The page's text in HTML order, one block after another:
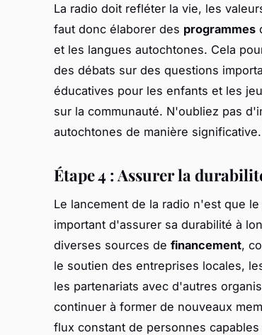
La radio doit refléter la vie, les
faut donc élaborer des programmes
et les langues autochtones. Cela
des débats sur des questions
éducatives pour les enfants et les
sur la communauté. N'oubliez pas
autochtones de manière significative.
Étape 4 : Assurer la
Le lancement de la radio n'est que
important d'assurer sa durabilité à
diverses sources de financement,
le soutien des entreprises locales,
les partenariats avec d'autres
continuer à former de nouveaux
flux constant de personnes